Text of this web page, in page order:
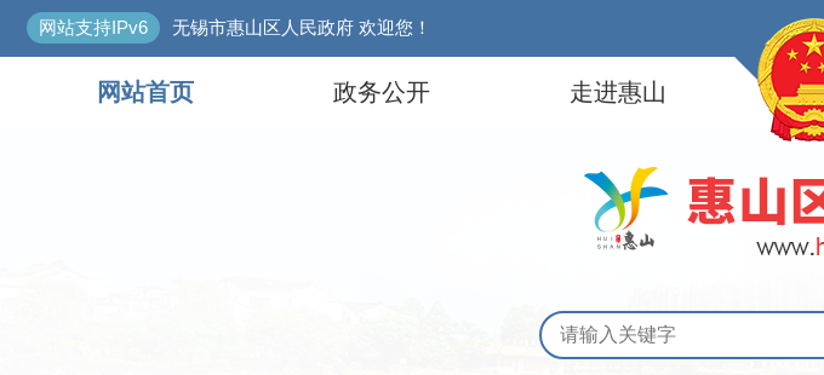
网站支持IPv6 无锡市惠山区人民政府 欢迎您！
网站首页 政务公开 走进惠山